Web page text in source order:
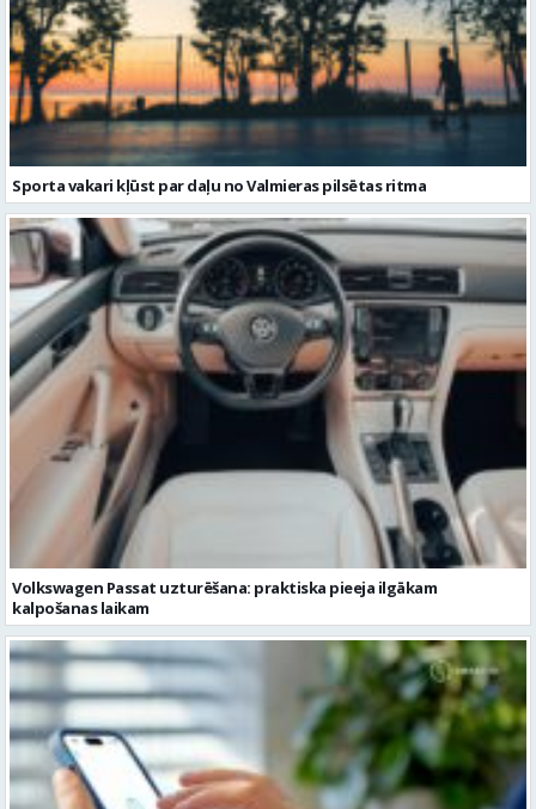
Sporta vakari kļūst par daļu no Valmieras pilsētas ritma
Volkswagen Passat uzturēšana: praktiska pieeja ilgākam
kalpošanas laikam